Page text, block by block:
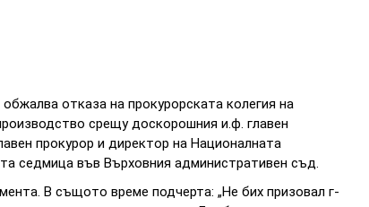
отказа на прокурорската колегия на
срещу доскорошния и.ф. главен
прокурор и директор на Националната
седмица във Върховния административен съд.
В същото време подчерта: „Не бих призовал г-